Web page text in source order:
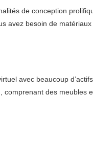
de conception
avez besoin de
avec beaucoup
des meubles